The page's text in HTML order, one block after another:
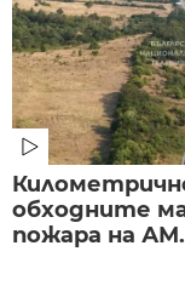
обходните
пожара на